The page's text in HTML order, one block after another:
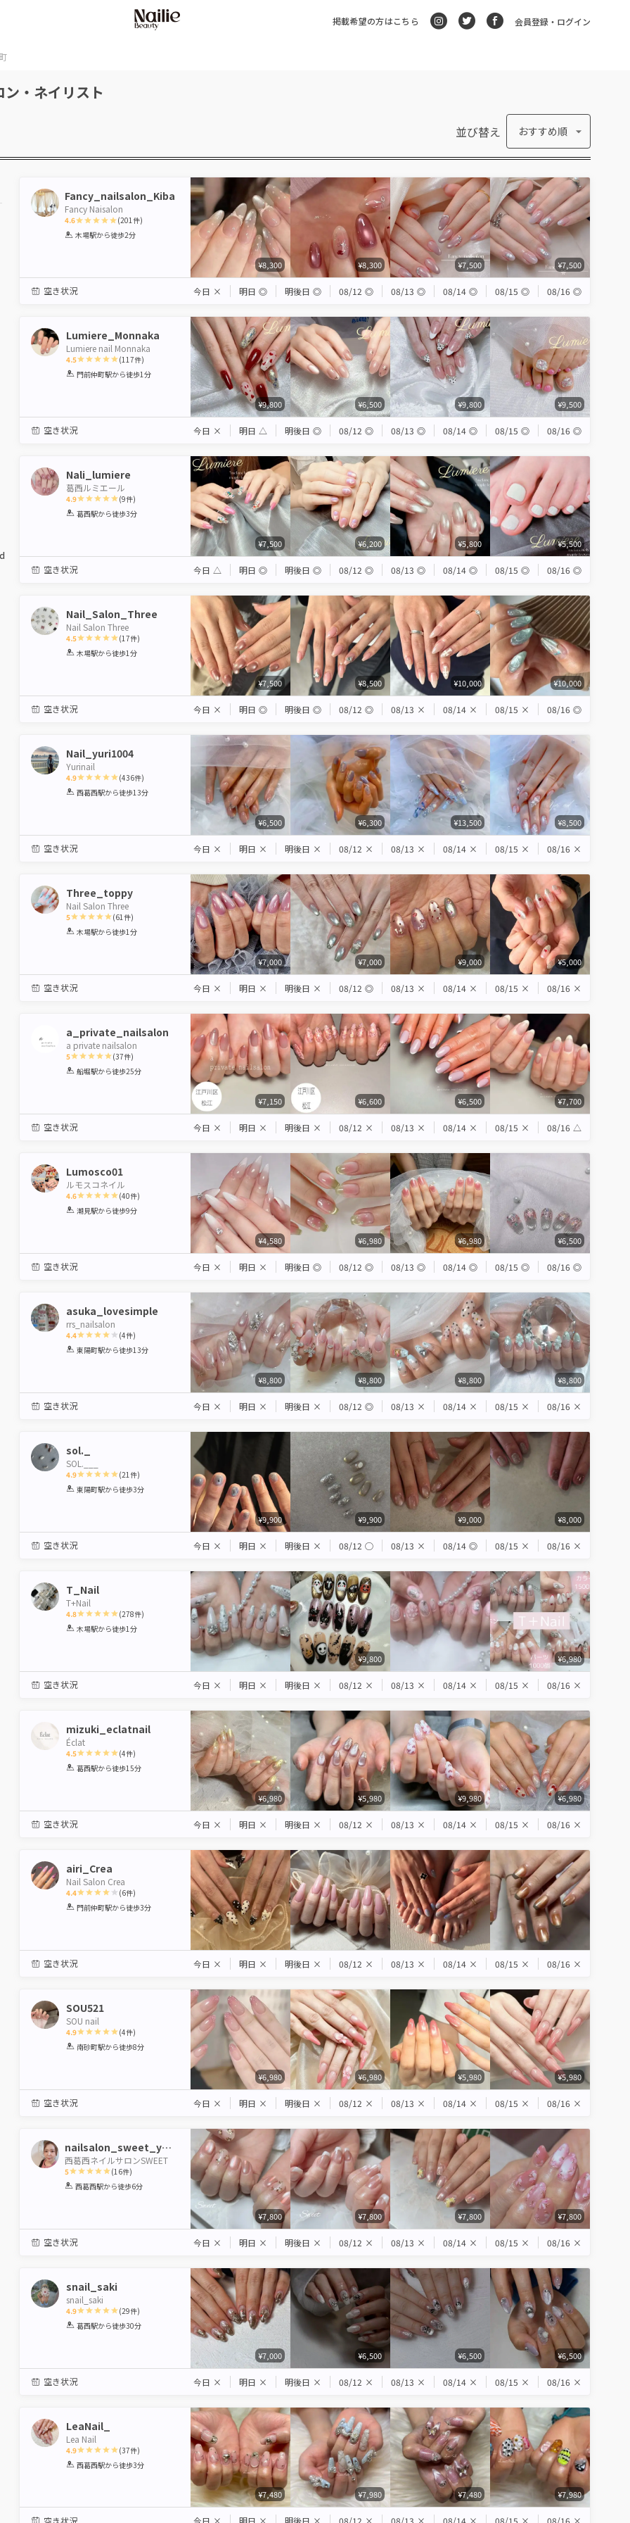
掲載希望の方はこちら 会員登録・ログイン
・ネイリスト
並び替え おすすめ順
Fancy_nailsalon_Kiba
Fancy Naisalon
4.6
1 2 3 4 5
(201件)
木場駅から徒歩2分
¥8,300 ¥8,300 ¥7,500 ¥7,500
空き状況 今日 × 明日 ◎ 明後日 ◎ 08/12 ◎ 08/13 ◎ 08/14 ◎ 08/15 ◎ 08/16 ◎
Lumiere_Monnaka
Lumiere nail Monnaka
4.5
1 2 3 4 5
(117件)
門前仲町駅から徒歩1分
¥9,800 ¥6,500 ¥9,800 ¥9,500
空き状況 今日 × 明日 △ 明後日 ◎ 08/12 ◎ 08/13 ◎ 08/14 ◎ 08/15 ◎ 08/16 ◎
Nali_lumiere
葛西ルミエール
4.9
1 2 3 4 5
(9件)
葛西駅から徒歩3分
¥7,500 ¥6,200 ¥5,800 ¥5,500
空き状況 今日 △ 明日 ◎ 明後日 ◎ 08/12 ◎ 08/13 ◎ 08/14 ◎ 08/15 ◎ 08/16 ◎
Nail_Salon_Three
Nail Salon Three
4.5
1 2 3 4 5
(17件)
木場駅から徒歩1分
¥7,500 ¥8,500 ¥10,000 ¥10,000
空き状況 今日 × 明日 ◎ 明後日 ◎ 08/12 ◎ 08/13 × 08/14 × 08/15 × 08/16 ◎
Nail_yuri1004
Yurinail
4.9
1 2 3 4 5
(436件)
西葛西駅から徒歩13分
¥6,500 ¥6,300 ¥13,500 ¥8,500
空き状況 今日 × 明日 × 明後日 × 08/12 × 08/13 × 08/14 × 08/15 × 08/16 ×
Three_toppy
Nail Salon Three
5
1 2 3 4 5
(61 件)
木場駅から徒歩1分
¥7,000 ¥7,000 ¥9,000 ¥5,000
空き状況 今日 × 明日 × 明後日 × 08/12 ◎ 08/13 × 08/14 × 08/15 × 08/16 ×
a_private_nailsalon
a private nailsalon
5
1 2 3 4 5
(37件)
船堀駅から徒歩25分
¥7,150 ¥6,600 ¥6,500 ¥7,700
空き状況 今日 × 明日 × 明後日 × 08/12 × 08/13 × 08/14 × 08/15 × 08/16 △
Lumosco01
ルモスコネイル
4.6
1 2 3 4 5
(40件)
潮見駅から徒歩9分
¥4,580 ¥6,980 ¥6,980 ¥6,500
空き状況 今日 × 明日 × 明後日 ◎ 08/12 ◎ 08/13 ◎ 08/14 ◎ 08/15 ◎ 08/16 ◎
asuka_lovesimple
rrs_nailsalon
4.4
1 2 3 4 5
(4件)
東陽町駅から徒歩13分
¥8,800 ¥8,800 ¥8,800 ¥8,800
空き状況 今日 × 明日 × 明後日 × 08/12 ◎ 08/13 × 08/14 × 08/15 × 08/16 ×
sol._
SOL.___
4.9
1 2 3 4 5
(21 件)
東陽町駅から徒歩3分
¥9,900 ¥9,900 ¥9,000 ¥8,000
空き状況 今日 × 明日 × 明後日 × 08/12 ◯ 08/13 × 08/14 ◎ 08/15 × 08/16 ×
T_Nail
T+Nail
4.8
1 2 3 4 5
(278件)
木場駅から徒歩1分
¥9,800 ¥6,980
空き状況 今日 × 明日 × 明後日 × 08/12 × 08/13 × 08/14 × 08/15 × 08/16 ×
mizuki_eclatnail
Éclat
4.5
1 2 3 4 5
(4件)
葛西駅から徒歩15分
¥6,980 ¥5,980 ¥9,980 ¥6,980
空き状況 今日 × 明日 × 明後日 × 08/12 × 08/13 × 08/14 × 08/15 × 08/16 ×
airi_Crea
Nail Salon Crea
4.4
1 2 3 4 5
(6件)
門前仲町駅から徒歩3分
空き状況 今日 × 明日 × 明後日 × 08/12 × 08/13 × 08/14 × 08/15 × 08/16 ×
SOU521
SOU nail
4.9
1 2 3 4 5
(4件)
南砂町駅から徒歩8分
¥6,980 ¥6,980 ¥5,980 ¥5,980
空き状況 今日 × 明日 × 明後日 × 08/12 × 08/13 × 08/14 × 08/15 × 08/16 ×
nailsalon_sweet_yoko
西葛西ネイルサロンSWEET
5
1 2 3 4 5
(16件)
西葛西駅から徒歩6分
¥7,800 ¥7,800 ¥7,800 ¥7,800
空き状況 今日 × 明日 × 明後日 × 08/12 × 08/13 × 08/14 × 08/15 × 08/16 ×
snail_saki
snail_saki
4.9
1 2 3 4 5
(29件)
葛西駅から徒歩30分
¥7,000 ¥6,500 ¥6,500 ¥6,500
空き状況 今日 × 明日 × 明後日 × 08/12 × 08/13 × 08/14 × 08/15 × 08/16 ×
LeaNail_
Lea Nail
4.9
1 2 3 4 5
(37件)
西葛西駅から徒歩3分
¥7,480 ¥7,980 ¥7,480 ¥7,980
空き状況